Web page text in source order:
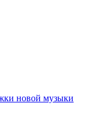
новой музыки